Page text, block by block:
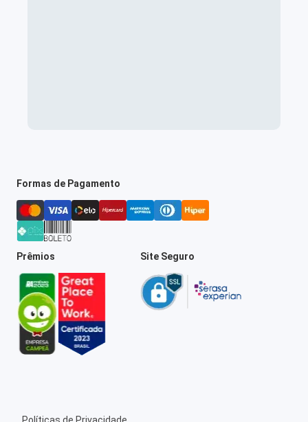
Formas de Pagamento
Prêmios Site Seguro
Políticas de Privacidade